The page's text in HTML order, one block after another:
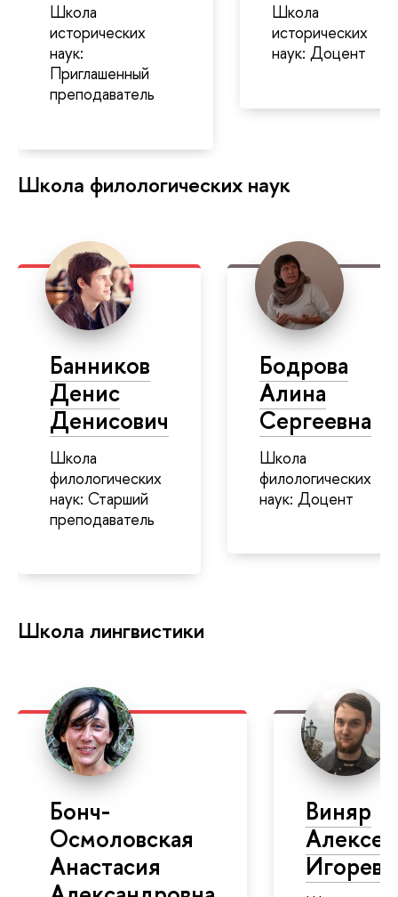
Школа
исторических
наук:
Приглашенный
преподаватель
Школа
исторических
наук: Доцент
Школа филологических наук
Банников
Денис
Денисович
Школа
филологических
наук: Старший
преподаватель
Бодрова
Алина
Сергеевна
Школа
филологических
наук: Доцент
Школа лингвистики
Бонч-
Осмоловская
Анастасия
Виняр
Алексей